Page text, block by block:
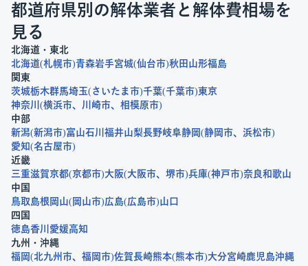
都道府県別の解体業者と解体費相場を
見る
北海道・東北
北海道 札幌市 青森岩手宮城 仙台市 秋田 山形福島
関東
茨城栃木群馬埼玉 さいたま市 千葉 千葉市 東京
神奈川
横浜市 川崎市
相模原市
中部
新潟 新潟市 富山石川 福井山梨長野岐阜静岡 静岡市
浜松市
愛知 名古屋市
近畿
三重滋賀京都 京都市 大阪 大阪市 堺市 兵庫 神戸市 奈良和歌山
中国
鳥取 島根 岡山 岡山市 広島 広島市 山口
四国
徳島香川 愛媛高知
九州・沖縄
福岡 北九州市 福岡市 佐賀長崎熊本 熊本市 大分宮崎鹿児島沖縄